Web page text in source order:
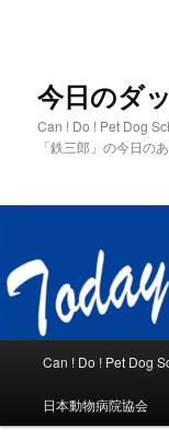
今日のダ
Can ! Do ! Pet Dog
「鉄三郎」の今日の
メ
Can ! Do ! Pet Dog
日本動物病院協会